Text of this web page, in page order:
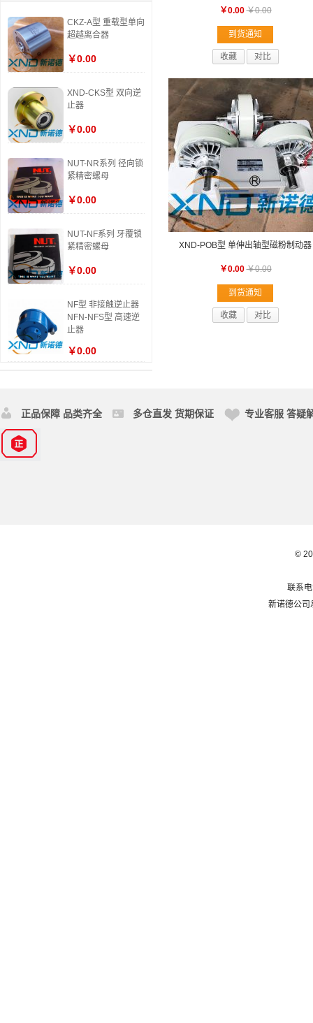
CKZ-A型 重载型单向
超越离合器
￥0.00
XND-CKS型 双向逆
止器
￥0.00
NUT-NR系列 径向锁
紧精密螺母
￥0.00
NUT-NF系列 牙覆锁
紧精密螺母
￥0.00
NF型 非接触逆止器
NFN-NFS型 高速逆
止器
￥0.00
￥0.00 ￥0.00
到货通知
收藏 对比
XND-POB型 单伸出轴型磁粉制动器
￥0.00 ￥0.00
到货通知
收藏 对比
正品保障 品类齐全 多仓直发 货期保证 专业客服 答疑
©
联系
新诺德公司